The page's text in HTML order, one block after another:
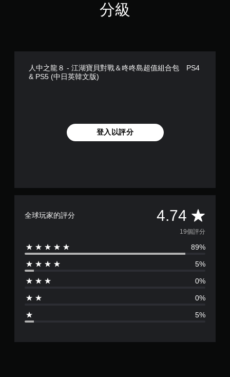
分級
人中之龍８ - 江湖寶貝對戰＆咚咚島超值組合包 PS4
& PS5 (中日英韓文版)
登入以評分
全球玩家的評分 4.74 平
均
評
分
7
19個評分
89%
5%
0%
0%
5%